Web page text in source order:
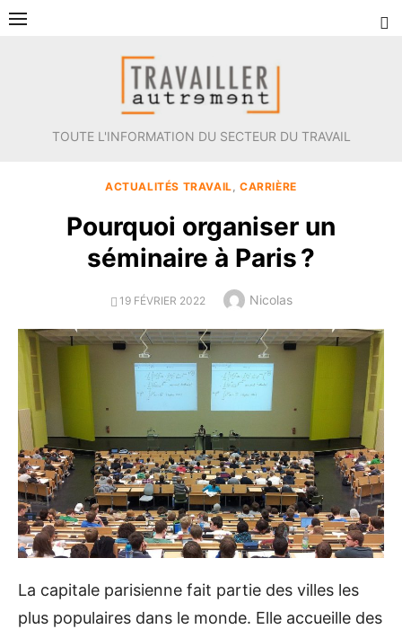
Aller
TOUTE L'INFORMATION DU SECTEUR DU TRAVAIL
ACTUALITÉS TRAVAIL ,CARRIÈRE
Pourquoi organiser un
séminaire à Paris ?
POSTED
19 FÉVRIER 2022 Author
Nicolas
La capitale parisienne fait partie des villes les
plus populaires dans le monde. Elle accueille des